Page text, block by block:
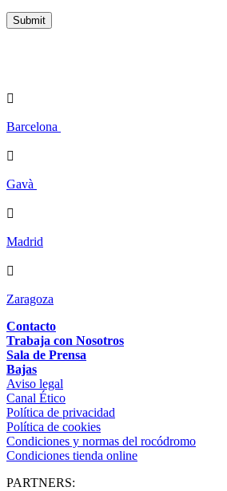
Submit

Barcelona

Gavà

Madrid

Zaragoza
Contacto
Trabaja con Nosotros
Sala de Prensa
Bajas
Aviso legal
Canal Ético
Política de privacidad
Política de cookies
Condiciones y normas del rocódromo
Condiciones tienda online
PARTNERS: